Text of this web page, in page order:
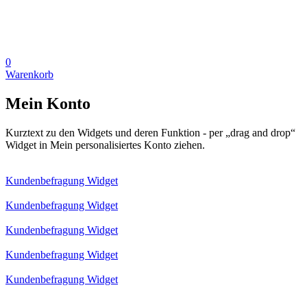
0
Warenkorb
Mein Konto
Kurztext zu den Widgets und deren Funktion - per „drag and drop“
Widget in Mein personalisiertes Konto ziehen.
Kundenbefragung Widget
Kundenbefragung Widget
Kundenbefragung Widget
Kundenbefragung Widget
Kundenbefragung Widget